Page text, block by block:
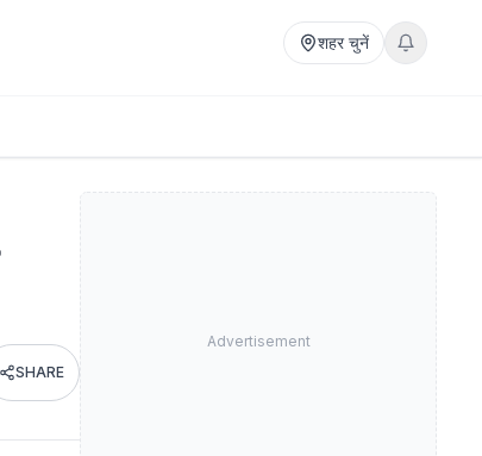
शहर चुनें
SHARE
Advertisement